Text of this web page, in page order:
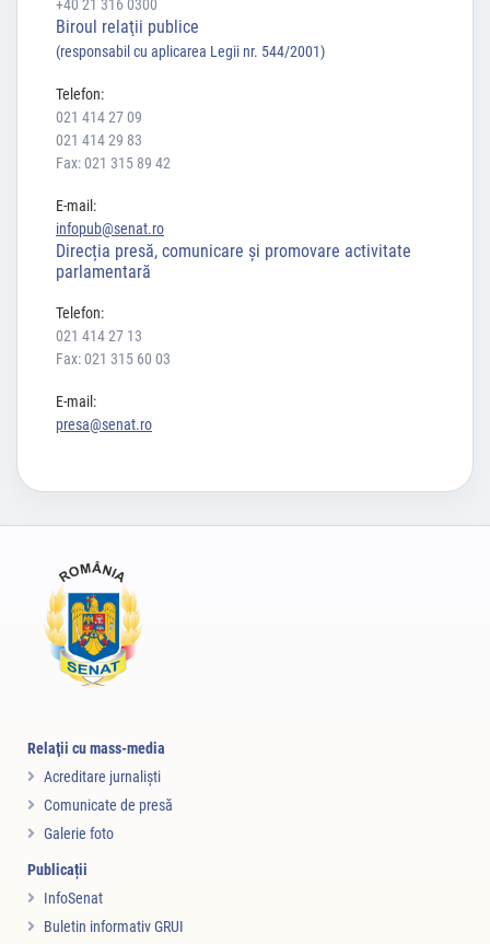
+40 21 316 0300
Biroul relaţii publice
(responsabil cu aplicarea Legii nr. 544/2001)
Telefon:
021 414 27 09
021 414 29 83
Fax: 021 315 89 42
E-mail:
infopub@senat.ro
Direcția presă, comunicare și promovare activitate
parlamentară
Telefon:
021 414 27 13
Fax: 021 315 60 03
E-mail:
presa@senat.ro
Relaţii cu mass-media
Acreditare jurnalişti
Comunicate de presă
Galerie foto
Publicații
InfoSenat
Buletin informativ GRUI